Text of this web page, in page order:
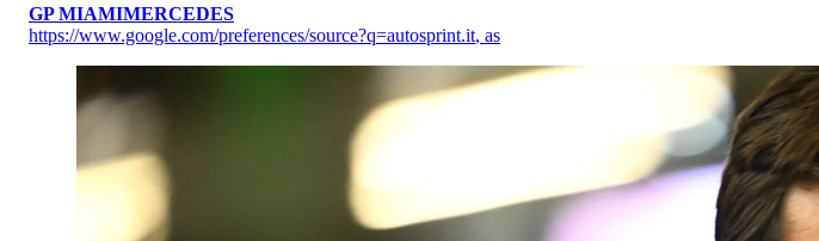
GP MIAMIMERCEDES
https://www.google.com/preferences/source?q=autosprint.it, as